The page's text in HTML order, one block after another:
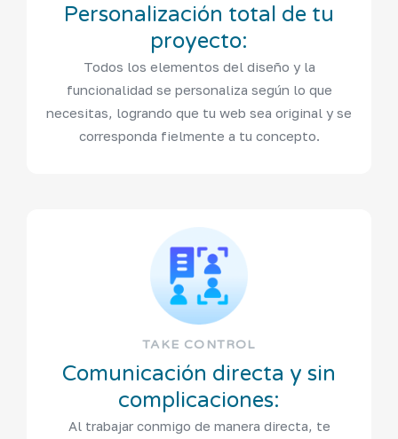
Personalización total de tu
proyecto:
Todos los elementos del diseño y la
funcionalidad se personaliza según lo que
necesitas, logrando que tu web sea original y se
corresponda fielmente a tu concepto.
TAKE CONTROL
Comunicación directa y sin
complicaciones:
Al trabajar conmigo de manera directa, te